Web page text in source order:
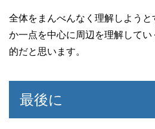
全体をまんべんなく理解しようと
か一点を中心に周辺を理解して
的だと思います。
最後に